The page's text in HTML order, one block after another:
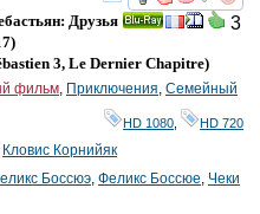
смотреть
3
Друзья
3, Le Dernier Chapitre)
фильм, Приключения, Семейный
HD 1080 HD 720
Кловис Корнийяк
Боссюэ, Феликс Боссюе, Чеки